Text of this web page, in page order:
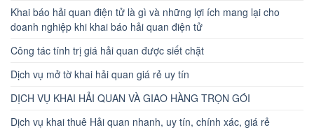
Khai báo hải quan điện tử là gì và những lợi ích mang lại cho
doanh nghiệp khi khai báo hải quan điện tử
Công tác tính trị giá hải quan được siết chặt
Dịch vụ mở tờ khai hải quan giá rẻ uy tín
DỊCH VỤ KHAI HẢI QUAN VÀ GIAO HÀNG TRỌN GÓI
Dịch vụ khai thuê Hải quan nhanh, uy tín, chính xác, giá rẻ